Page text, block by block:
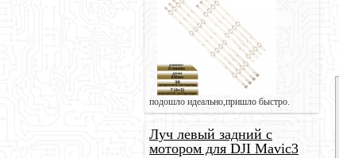
подошло идеально,пришло быстро.
Луч левый задний с
мотором для DJI Mavic3